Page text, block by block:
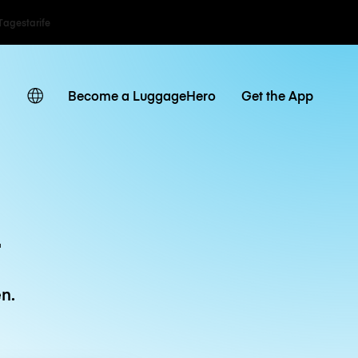
Become a LuggageHero Get the App